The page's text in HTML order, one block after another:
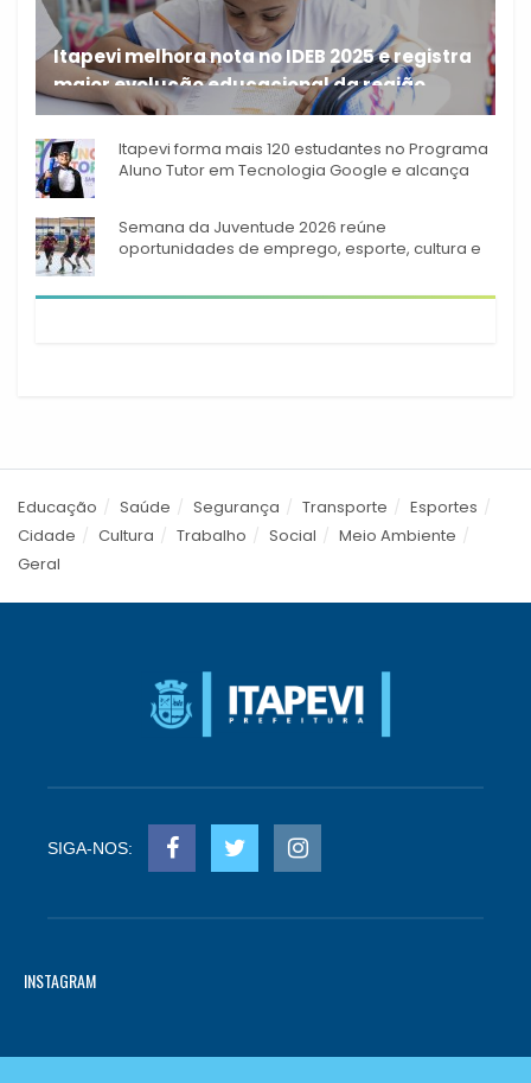
Itapevi melhora nota no IDEB 2025 e registra
maior evolução educacional da região
A rede municipal de ensino
Itapevi forma mais 120 estudantes no Programa
Aluno Tutor em Tecnologia Google e alcança
Semana da Juventude 2026 reúne
oportunidades de emprego, esporte, cultura e
Educação Saúde Segurança Transporte
Esportes
Cidade
Cultura Trabalho Social
Meio Ambiente
Geral
SIGA-NOS:
INSTAGRAM